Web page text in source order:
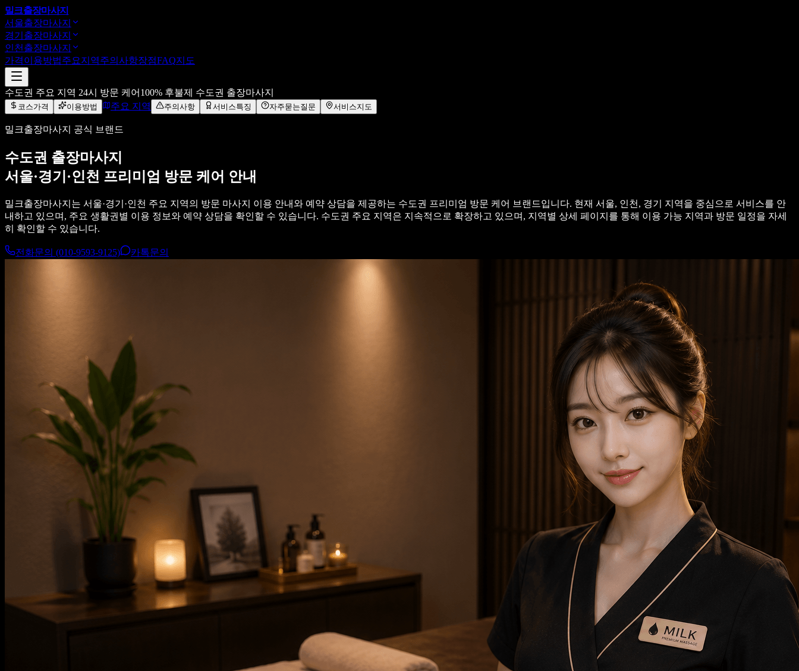
밀크출장마사지
서울출장마사지
경기출장마사지
인천출장마사지
가격이용방법주요지역주의사항장점FAQ지도
수도권 주요 지역 24시 방문 케어 100% 후불제 수도권 출장마사지
코스가격 이용방법 주요 지역 주의사항 서비스특징 자주묻는질문 서비스지도
밀크출장마사지 공식 브랜드
수도권 출장마사지
서울·경기·인천 프리미엄 방문 케어 안내
밀크출장마사지는 서울·경기·인천 주요 지역의 방문 마사지 이용 안내와 예약 상담을 제공하는 수도권 프리미엄 방문 케어 브랜드입니다. 현재 서울, 인천, 경기 지역을 중심으로 서비스를 안
내하고 있으며, 주요 생활권별 이용 정보와 예약 상담을 확인할 수 있습니다. 수도권 주요 지역은 지속적으로 확장하고 있으며, 지역별 상세 페이지를 통해 이용 가능 지역과 방문 일정을 자세
히 확인할 수 있습니다.
전화문의 (010-9593-9125) 카톡문의